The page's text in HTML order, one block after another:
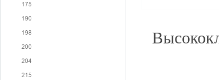
175
190
198
200
204
215